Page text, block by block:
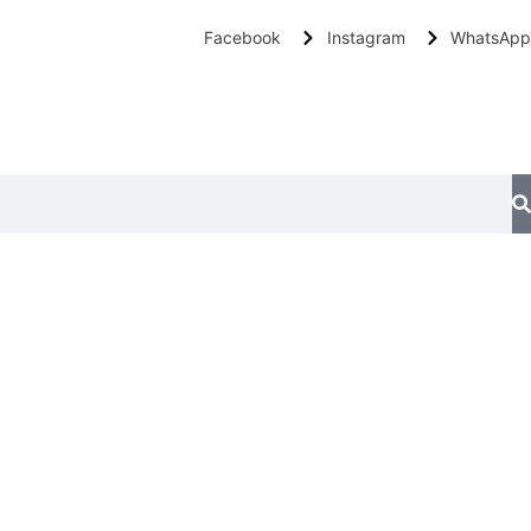
Facebook Instagram WhatsApp